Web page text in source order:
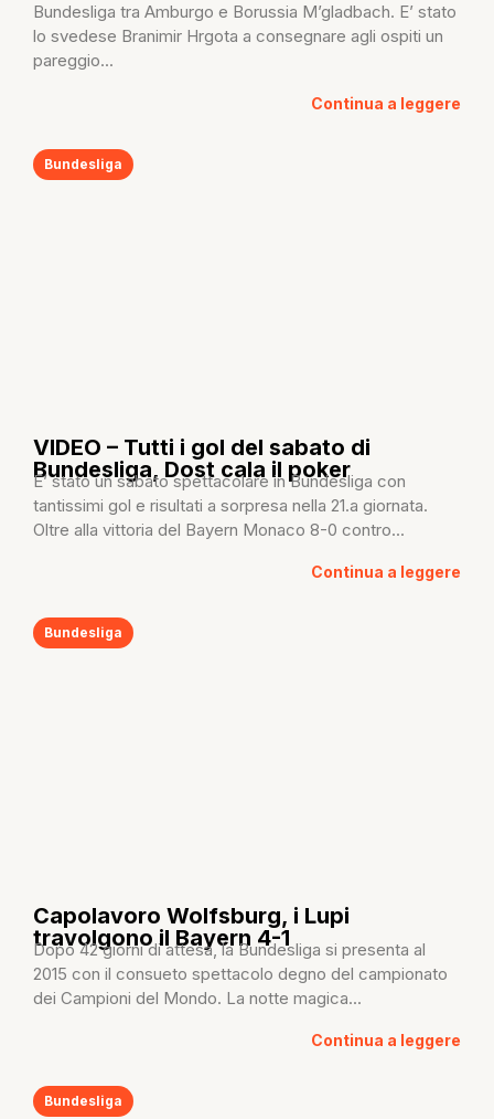
Bundesliga tra Amburgo e Borussia M’gladbach. E’ stato
lo svedese Branimir Hrgota a consegnare agli ospiti un
pareggio...
Continua a leggere
Bundesliga
VIDEO – Tutti i gol del sabato di
Bundesliga, Dost cala il poker
E’ stato un sabato spettacolare in Bundesliga con
tantissimi gol e risultati a sorpresa nella 21.a giornata.
Oltre alla vittoria del Bayern Monaco 8-0 contro...
Continua a leggere
Bundesliga
Capolavoro Wolfsburg, i Lupi
travolgono il Bayern 4-1
Dopo 42 giorni di attesa, la Bundesliga si presenta al
2015 con il consueto spettacolo degno del campionato
dei Campioni del Mondo. La notte magica...
Continua a leggere
Bundesliga